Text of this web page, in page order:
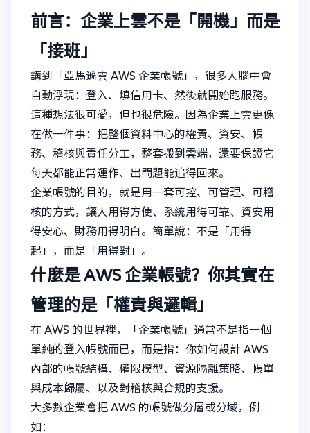
前言：企業上雲不是「開機」而是
「接班」
講到「亞馬遜雲 AWS 企業帳號」，很多人腦中會
自動浮現：登入、填信用卡、然後就開始跑服務。
這種想法很可愛，但也很危險。因為企業上雲更像
在做一件事：把整個資料中心的權責、資安、帳
務、稽核與責任分工，整套搬到雲端，還要保證它
每天都能正常運作、出問題能追得回來。
企業帳號的目的，就是用一套可控、可管理、可稽
核的方式，讓人用得方便、系統用得可靠、資安用
得安心、財務用得明白。簡單說：不是「用得
起」，而是「用得對」。
什麼是 AWS 企業帳號？你其實在
管理的是「權責與邏輯」
在 AWS 的世界裡，「企業帳號」通常不是指一個
單純的登入帳號而已，而是指：你如何設計 AWS
內部的帳號結構、權限模型、資源隔離策略、帳單
與成本歸屬、以及對稽核與合規的支援。
大多數企業會把 AWS 的帳號做分層或分域，例
如：